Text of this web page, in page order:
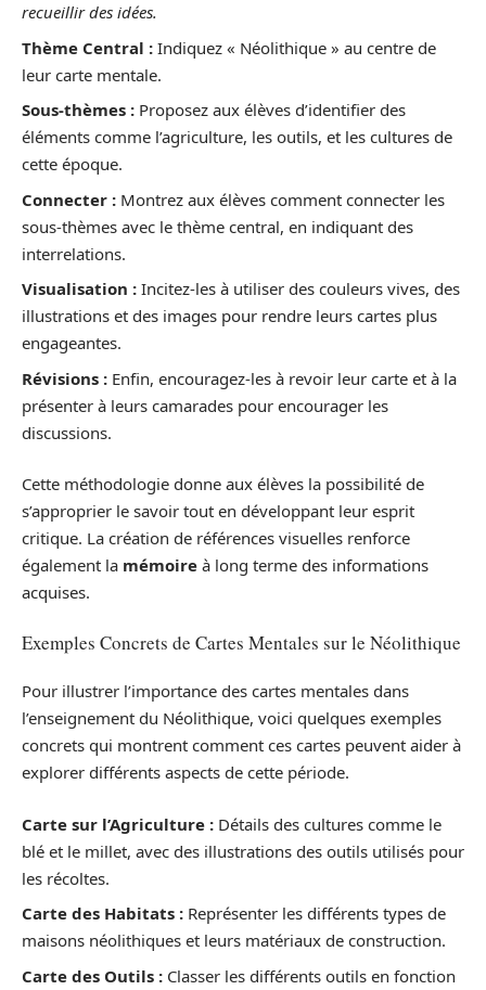
recueillir des idées.
Thème Central : Indiquez « Néolithique » au centre de
leur carte mentale.
Sous-thèmes : Proposez aux élèves d’identifier des
éléments comme l’agriculture, les outils, et les cultures de
cette époque.
Connecter : Montrez aux élèves comment connecter les
sous-thèmes avec le thème central, en indiquant des
interrelations.
Visualisation : Incitez-les à utiliser des couleurs vives, des
illustrations et des images pour rendre leurs cartes plus
engageantes.
Révisions : Enfin, encouragez-les à revoir leur carte et à la
présenter à leurs camarades pour encourager les
discussions.
Cette méthodologie donne aux élèves la possibilité de
s’approprier le savoir tout en développant leur esprit
critique. La création de références visuelles renforce
également la mémoire à long terme des informations
acquises.
Exemples Concrets de Cartes Mentales sur le Néolithique
Pour illustrer l’importance des cartes mentales dans
l’enseignement du Néolithique, voici quelques exemples
concrets qui montrent comment ces cartes peuvent aider à
explorer différents aspects de cette période.
Carte sur l’Agriculture : Détails des cultures comme le
blé et le millet, avec des illustrations des outils utilisés pour
les récoltes.
Carte des Habitats : Représenter les différents types de
maisons néolithiques et leurs matériaux de construction.
Carte des Outils : Classer les différents outils en fonction